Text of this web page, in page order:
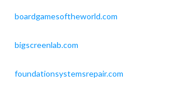
boardgamesoftheworld.com
bigscreenlab.com
foundationsystemsrepair.com